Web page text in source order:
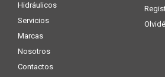
Hidráulicos
Servicios
Marcas
Nosotros
Contactos